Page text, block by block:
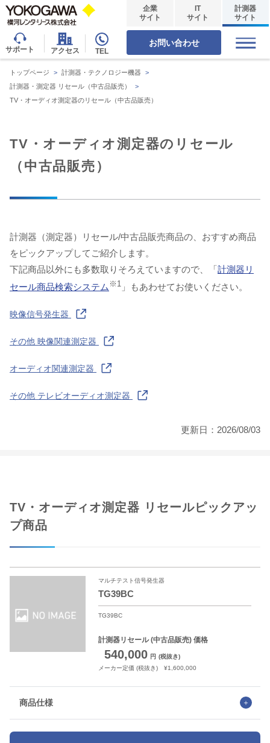
サポート アクセス TEL
企業
サイト
IT
サイト
計測器
サイト
お問い合わせ
トップページ > 計測器・テクノロジー機器
>
計測器・測定器 リセール（中古品販売）
>
TV・オーディオ測定器のリセール（中古品販売）
TV・オーディオ測定器のリセール
（中古品販売）
計測器（測定器）リセール/中古品販売商品の、おすすめ商品
をピックアップしてご紹介します。
下記商品以外にも多数取りそろえていますので、「計測器リ
セール商品検索システム ※1 」もあわせてお使いください。
映像信号発生器
その他 映像関連測定器
オーディオ関連測定器
その他 テレビオーディオ測定器
更新日：2026/08/03
TV・オーディオ測定器 リセールピックアッ
プ商品
マルチテスト信号発生器
TG39BC
TG39BC
計測器リセール(中古品販売) 価格
540,000 円 (税抜き)
メーカー定価 (税抜き) ¥1,600,000
商品仕様